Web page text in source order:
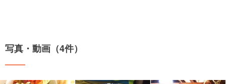
写真・動画（4件）